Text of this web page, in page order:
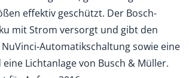
effektiv geschützt. Der Bosch-
mit Strom versorgt und gibt den
Automatikschaltung sowie eine
Lichtanlage von Busch & Müller.